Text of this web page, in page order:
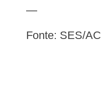
—
Fonte: SES/AC